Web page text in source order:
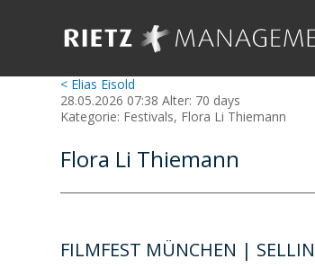
< Elias Eisold
28.05.2026 07:38 Alter: 70 days
Kategorie: Festivals, Flora Li Thiemann
Flora Li Thiemann
FILMFEST MÜNCHEN |